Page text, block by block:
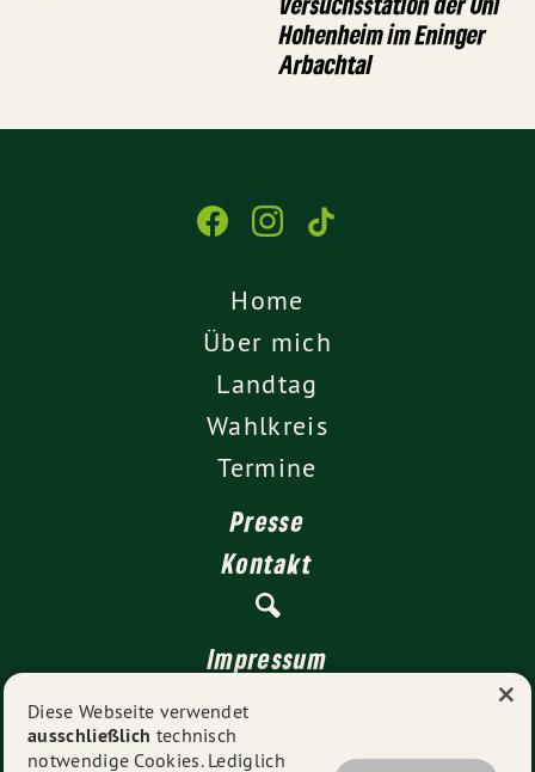
Hohenheim im Eninger
Arbachtal
Home
Über mich
Landtag
Wahlkreis
Termine
Presse
Kontakt
Impressum
Datenschutz
Diese Webseite verwendet
ausschließlich technisch
notwendige Cookies. Lediglich
×